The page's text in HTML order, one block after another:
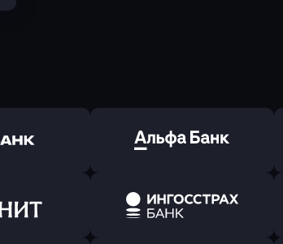
заявку
Оправить заявку
в Альфа-Банк